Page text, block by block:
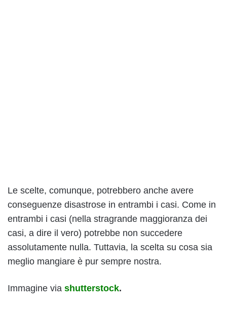
Le scelte, comunque, potrebbero anche avere
conseguenze disastrose in entrambi i casi. Come in
entrambi i casi (nella stragrande maggioranza dei
casi, a dire il vero) potrebbe non succedere
assolutamente nulla. Tuttavia, la scelta su cosa sia
meglio mangiare è pur sempre nostra.
Immagine via shutterstock.